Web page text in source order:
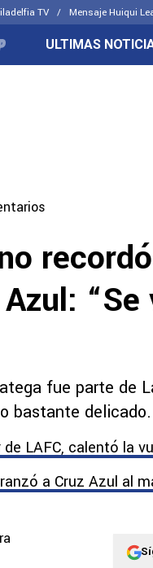
TV Mensaje Huiqui
ULTIMAS
fue parte de
bastante delicado.
LAFC, calentó la
a Cruz Azul al